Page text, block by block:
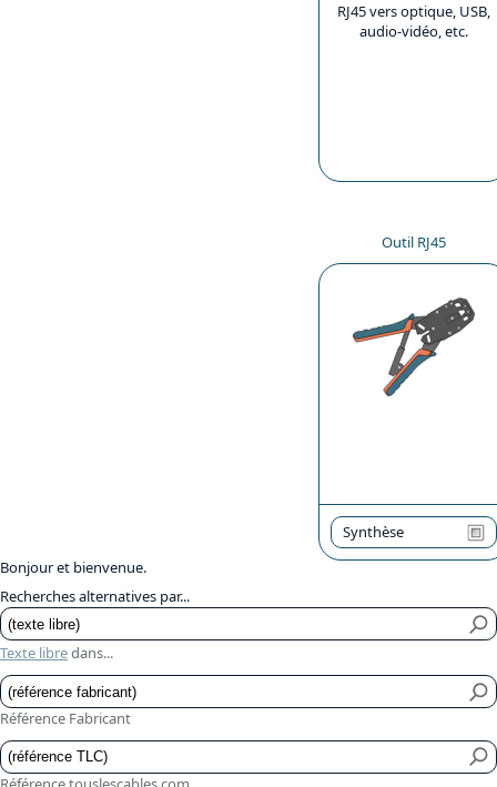
RJ45 vers optique, USB,
audio-vidéo, etc.
Outil RJ45
Synthèse
Bonjour et bienvenue.
Recherches alternatives par...
Texte libredans...
Référence Fabricant